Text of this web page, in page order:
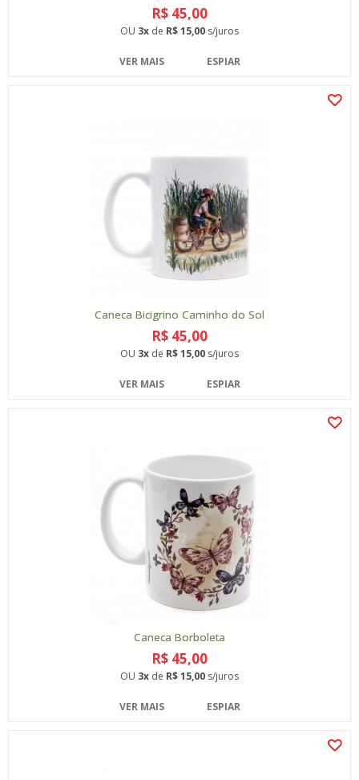
R$ 45,00
OU 3x de R$ 15,00 s/juros
VER MAIS ESPIAR
Caneca Bicigrino Caminho do Sol
R$ 45,00
OU 3x de R$ 15,00 s/juros
VER MAIS ESPIAR
Caneca Borboleta
R$ 45,00
OU 3x de R$ 15,00 s/juros
VER MAIS ESPIAR